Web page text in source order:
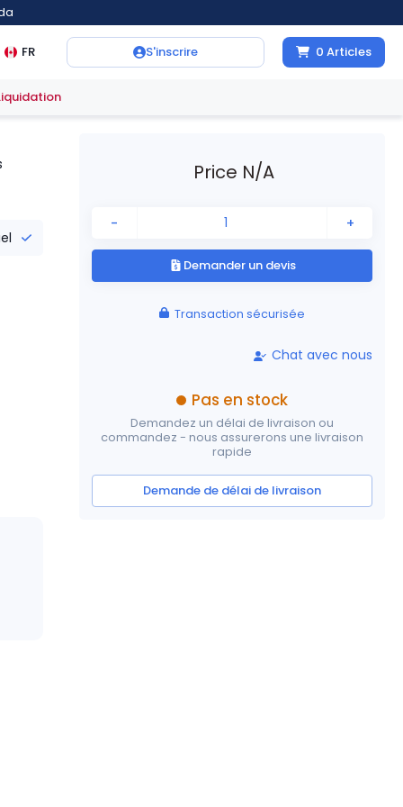
FR S'inscrire 0 Articles
Price N/A
- +
Demander un devis
Transaction sécurisée
Chat avec nous
Pas en stock
Demandez un délai de livraison ou
commandez - nous assurerons une livraison
rapide
Demande de délai de livraison